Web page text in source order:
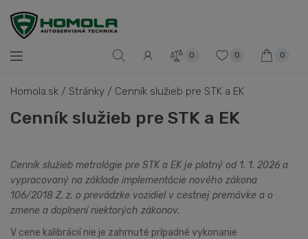
0 0 0
Homola.sk / Stránky / Cenník služieb pre STK a EK
Cenník služieb pre STK a EK
Cenník služieb metrológie pre STK a EK je platný od 1. 1. 2026 a
vypracovaný na základe implementácie nového zákona
106/2018 Z. z. o prevádzke vozidiel v cestnej premávke a o
zmene a doplnení niektorých zákonov.
V cene kalibrácií nie je zahrnuté prípadné vykonanie